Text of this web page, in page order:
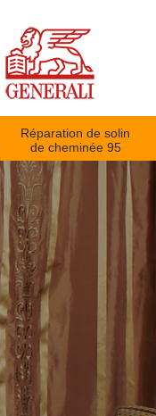
Réparation de solin
de cheminée 95